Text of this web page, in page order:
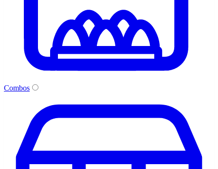
Combos